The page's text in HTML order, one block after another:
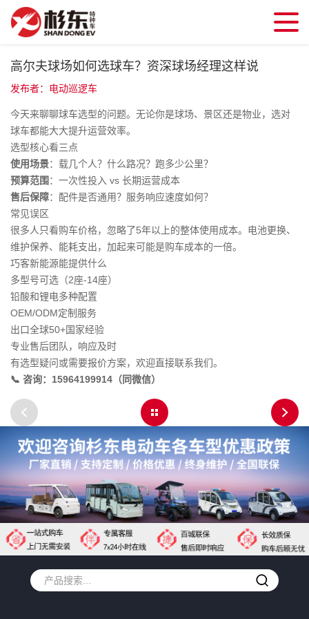
高尔夫球场如何选球车？资深球场经理这样说
发布者：电动巡逻车
今天来聊聊球车选型的问题。无论你是球场、景区还是物业，选对
球车都能大大提升运营效率。
选型核心看三点
使用场景：载几个人？什么路况？跑多少公里？
预算范围 ：一次性投入 vs 长期运营成本
售后保障：配件是否通用？服务响应速度如何？
常见误区
很多人只看购车价格，忽略了5年以上的整体使用成本。电池更换、
维护保养、能耗支出，加起来可能是购车成本的一倍。
巧客新能源能提供什么
多型号可选（2座-14座）
铅酸和锂电多种配置
OEM/ODM定制服务
出口全球50+国家经验
专业售后团队，响应及时
有选型疑问或需要报价方案，欢迎直接联系我们。
📞 咨询：15964199914（同微信）